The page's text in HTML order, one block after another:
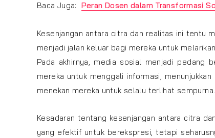
Baca Juga: Peran Dosen dalam Transformasi
Kesenjangan antara citra dan realitas ini tentu
menjadi jalan keluar bagi mereka untuk
Pada akhirnya, media sosial menjadi pedang
mereka untuk menggali informasi,
menekan mereka untuk selalu terlihat sempurna.
Kesadaran tentang kesenjangan antara citra
yang efektif untuk berekspresi, tetapi